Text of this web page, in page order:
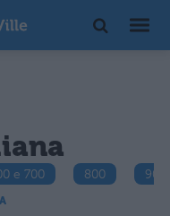
e 700 800 900